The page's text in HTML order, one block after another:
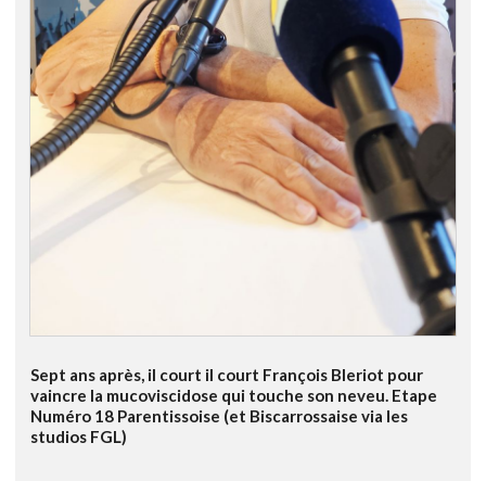
Sept ans après, il court il court François Bleriot pour
vaincre la mucoviscidose qui touche son neveu. Etape
Numéro 18 Parentissoise (et Biscarrossaise via les
studios FGL)